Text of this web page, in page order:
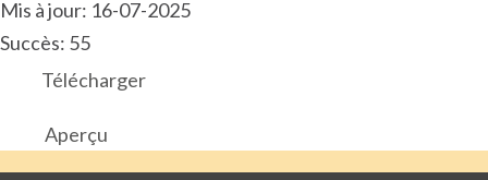
Mis à jour: 16-07-2025
Succès: 55
Télécharger
Aperçu